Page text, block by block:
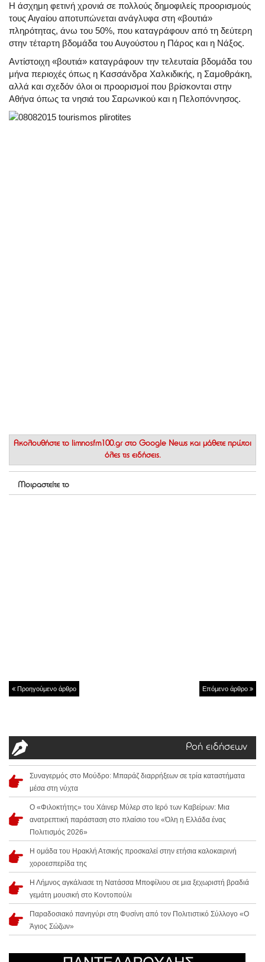
Η άσχημη φετινή χρονιά σε πολλούς δημοφιλείς προορισμούς
τους Αιγαίου αποτυπώνεται ανάγλυφα στη «βουτιά»
πληρότητας, άνω του 50%, που καταγράφουν από τη δεύτερη
στην τέταρτη βδομάδα του Αυγούστου η Πάρος και η Νάξος.
Αντίστοιχη «βουτιά» καταγράφουν την τελευταία βδομάδα του
μήνα περιοχές όπως η Κασσάνδρα Χαλκιδικής, η Σαμοθράκη,
αλλά και σχεδόν όλοι οι προορισμοί που βρίσκονται στην
Αθήνα όπως τα νησιά του Σαρωνικού και η Πελοπόννησος.
Ακολουθήστε το limnosfm100.gr στο Google News και μάθετε πρώτοι
όλες τις ειδήσεις.
Μοιραστείτε το
Προηγούμενο άρθρο Επόμενο άρθρο
Ροή ειδήσεων
Συναγερμός στο Μούδρο: Μπαράζ διαρρήξεων σε τρία καταστήματα
μέσα στη νύχτα
Ο «Φιλοκτήτης» του Χάινερ Μύλερ στο Ιερό των Καβείρων: Μια
ανατρεπτική παράσταση στο πλαίσιο του «Όλη η Ελλάδα ένας
Πολιτισμός 2026»
Η ομάδα του Ηρακλή Ατσικής προσκαλεί στην ετήσια καλοκαιρινή
χοροεσπερίδα της
Η Λήμνος αγκάλιασε τη Νατάσσα Μποφίλιου σε μια ξεχωριστή βραδιά
γεμάτη μουσική στο Κοντοπούλι
Παραδοσιακό πανηγύρι στη Φυσίνη από τον Πολιτιστικό Σύλλογο «Ο
Άγιος Σώζων»